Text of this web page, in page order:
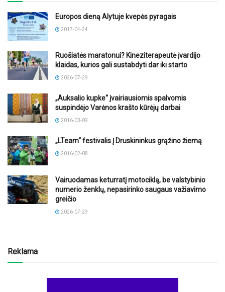
Europos dieną Alytuje kvepės pyragais
2017-04-24
Ruošiatės maratonui? Kineziterapeutė įvardijo
klaidas, kurios gali sustabdyti dar iki starto
2026-07-29
„Auksalio kupke“ įvairiausiomis spalvomis
suspindėjo Varėnos krašto kūrėjų darbai
2016-03-09
„LTeam“ festivalis į Druskininkus grąžino žiemą
2016-02-08
Vairuodamas keturratį motociklą, be valstybinio
numerio ženklų, nepasirinko saugaus važiavimo
greičio
2026-07-29
Reklama